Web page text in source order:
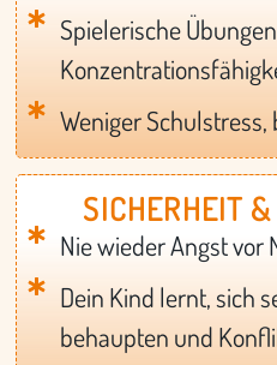
Spielerische
Weniger Schulstress,
SICHERHEIT
Nie wieder Angst vor
Dein Kind lernt, sich
behaupten und